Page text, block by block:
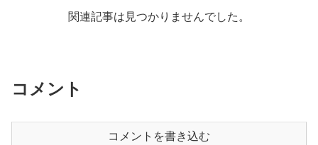
関連記事は見つかりませんでした。
コメント
コメントを書き込む